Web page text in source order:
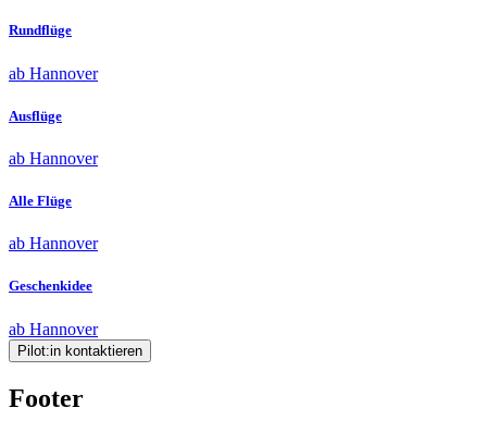
Rundflüge
ab Hannover
Ausflüge
ab Hannover
Alle Flüge
ab Hannover
Geschenkidee
ab Hannover
Pilot:in kontaktieren
Footer